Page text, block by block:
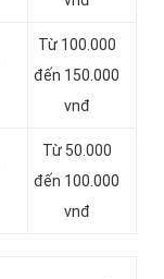
Từ 100.000
đến 150.000
vnđ
Từ 50.000
đến 100.000
vnđ